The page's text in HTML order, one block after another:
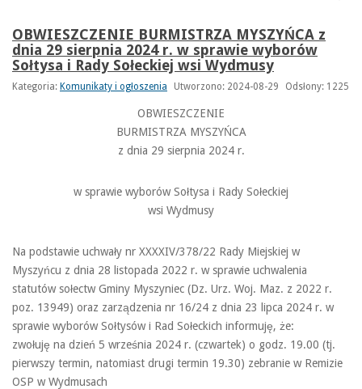
OBWIESZCZENIE BURMISTRZA MYSZYŃCA z
dnia 29 sierpnia 2024 r. w sprawie wyborów
Sołtysa i Rady Sołeckiej wsi Wydmusy
Kategoria: Komunikaty i ogłoszenia Utworzono: 2024-08-29 Odsłony: 1225
OBWIESZCZENIE
BURMISTRZA MYSZYŃCA
z dnia 29 sierpnia 2024 r.
w sprawie wyborów Sołtysa i Rady Sołeckiej
wsi Wydmusy
Na podstawie uchwały nr XXXXIV/378/22 Rady Miejskiej w
Myszyńcu z dnia 28 listopada 2022 r. w sprawie uchwalenia
statutów sołectw Gminy Myszyniec (Dz. Urz. Woj. Maz. z 2022 r.
poz. 13949) oraz zarządzenia nr 16/24 z dnia 23 lipca 2024 r. w
sprawie wyborów Sołtysów i Rad Sołeckich informuję, że:
zwołuję na dzień 5 września 2024 r. (czwartek) o godz. 19.00 (tj.
pierwszy termin, natomiast drugi termin 19.30) zebranie w Remizie
OSP w Wydmusach